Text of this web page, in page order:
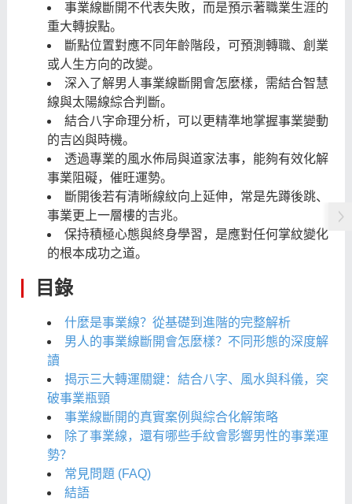
事業線斷開不代表失敗，而是預示著職業生涯的
重大轉捩點。
斷點位置對應不同年齡階段，可預測轉職、創業
或人生方向的改變。
深入了解男人事業線斷開會怎麼樣，需結合智慧
線與太陽線綜合判斷。
結合八字命理分析，可以更精準地掌握事業變動
的吉凶與時機。
透過專業的風水佈局與道家法事，能夠有效化解
事業阻礙，催旺運勢。
斷開後若有清晰線紋向上延伸，常是先蹲後跳、
事業更上一層樓的吉兆。
保持積極心態與終身學習，是應對任何掌紋變化
的根本成功之道。
目錄
什麼是事業線？從基礎到進階的完整解析
男人的事業線斷開會怎麼樣？不同形態的深度解
讀
揭示三大轉運關鍵：結合八字、風水與科儀，突
破事業瓶頸
事業線斷開的真實案例與綜合化解策略
除了事業線，還有哪些手紋會影響男性的事業運
勢？
常見問題 (FAQ)
結語